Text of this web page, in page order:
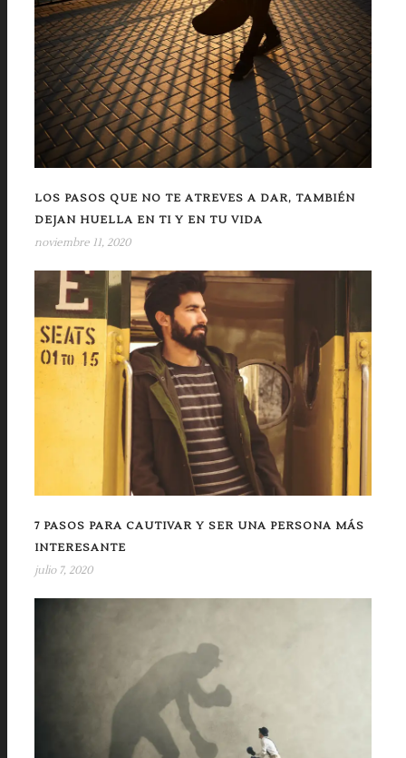
LOS PASOS QUE NO TE ATREVES A DAR, TAMBIÉN
DEJAN HUELLA EN TI Y EN TU VIDA
noviembre 11, 2020
7 PASOS PARA CAUTIVAR Y SER UNA PERSONA MÁS
INTERESANTE
julio 7, 2020